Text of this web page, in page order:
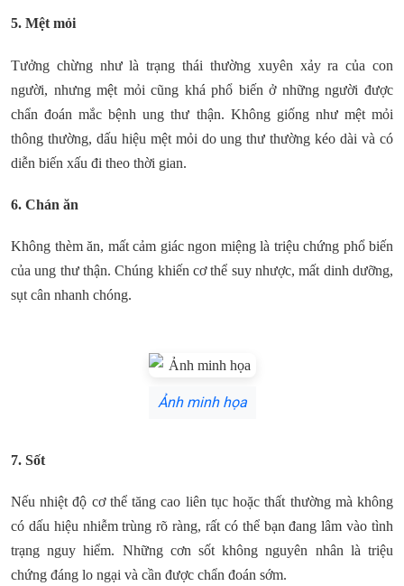
5. Mệt mỏi
Tưởng chừng như là trạng thái thường xuyên xảy ra của con
người, nhưng mệt mỏi cũng khá phổ biến ở những người được
chẩn đoán mắc bệnh ung thư thận. Không giống như mệt mỏi
thông thường, dấu hiệu mệt mỏi do ung thư thường kéo dài và có
diễn biến xấu đi theo thời gian.
6. Chán ăn
Không thèm ăn, mất cảm giác ngon miệng là triệu chứng phổ biến
của ung thư thận. Chúng khiến cơ thể suy nhược, mất dinh dưỡng,
sụt cân nhanh chóng.
Ảnh minh họa
7. Sốt
Nếu nhiệt độ cơ thể tăng cao liên tục hoặc thất thường mà không
có dấu hiệu nhiễm trùng rõ ràng, rất có thể bạn đang lâm vào tình
trạng nguy hiểm. Những cơn sốt không nguyên nhân là triệu
chứng đáng lo ngại và cần được chẩn đoán sớm.